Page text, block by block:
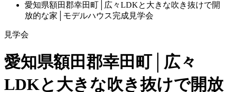
愛知県額田郡幸田町│広々LDKと大きな吹き抜けで開
放的な家│モデルハウス完成見学会
見学会
愛知県額田郡幸田町│広々
LDKと大きな吹き抜けで開放